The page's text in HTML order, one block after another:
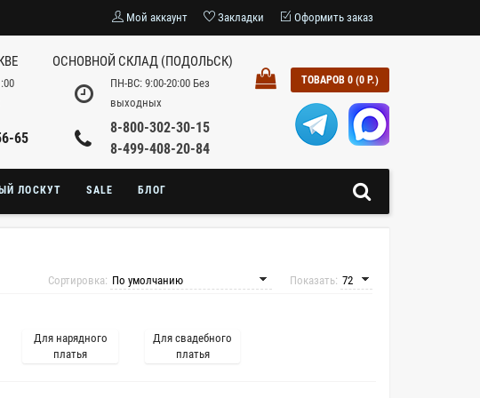
Мой аккаунт Закладки Оформить заказ
65
ОСНОВНОЙ СКЛАД (ПОДОЛЬСК)
ПН-ВС: 9:00-20:00 Без
выходных
8-800-302-30-15
8-499-408-20-84
ТОВАРОВ 0 (0 Р.)
ЛОСКУТ SALE БЛОГ
Показать:
Сортировка:
Для нарядного
платья
Для свадебного
платья